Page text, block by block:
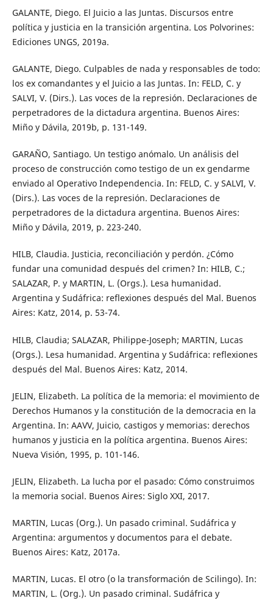
GALANTE, Diego. El Juicio a las Juntas. Discursos entre
política y justicia en la transición argentina. Los Polvorines:
Ediciones UNGS, 2019a.
GALANTE, Diego. Culpables de nada y responsables de todo:
los ex comandantes y el Juicio a las Juntas. In: FELD, C. y
SALVI, V. (Dirs.). Las voces de la represión. Declaraciones de
perpetradores de la dictadura argentina. Buenos Aires:
Miño y Dávila, 2019b, p. 131-149.
GARAÑO, Santiago. Un testigo anómalo. Un análisis del
proceso de construcción como testigo de un ex gendarme
enviado al Operativo Independencia. In: FELD, C. y SALVI, V.
(Dirs.). Las voces de la represión. Declaraciones de
perpetradores de la dictadura argentina. Buenos Aires:
Miño y Dávila, 2019, p. 223-240.
HILB, Claudia. Justicia, reconciliación y perdón. ¿Cómo
fundar una comunidad después del crimen? In: HILB, C.;
SALAZAR, P. y MARTIN, L. (Orgs.). Lesa humanidad.
Argentina y Sudáfrica: reflexiones después del Mal. Buenos
Aires: Katz, 2014, p. 53-74.
HILB, Claudia; SALAZAR, Philippe-Joseph; MARTIN, Lucas
(Orgs.). Lesa humanidad. Argentina y Sudáfrica: reflexiones
después del Mal. Buenos Aires: Katz, 2014.
JELIN, Elizabeth. La política de la memoria: el movimiento de
Derechos Humanos y la constitución de la democracia en la
Argentina. In: AAVV, Juicio, castigos y memorias: derechos
humanos y justicia en la política argentina. Buenos Aires:
Nueva Visión, 1995, p. 101-146.
JELIN, Elizabeth. La lucha por el pasado: Cómo construimos
la memoria social. Buenos Aires: Siglo XXI, 2017.
MARTIN, Lucas (Org.). Un pasado criminal. Sudáfrica y
Argentina: argumentos y documentos para el debate.
Buenos Aires: Katz, 2017a.
MARTIN, Lucas. El otro (o la transformación de Scilingo). In:
MARTIN, L. (Org.). Un pasado criminal. Sudáfrica y